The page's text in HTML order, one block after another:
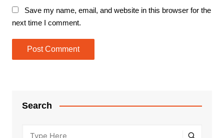
Save my name, email, and website in this browser for the
next time I comment.
Search